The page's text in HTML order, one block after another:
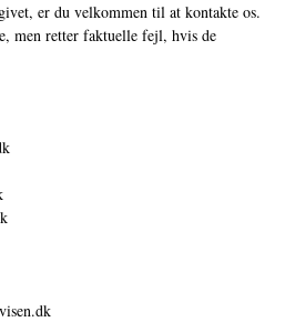
er du velkommen til at kontakte os.
men retter faktuelle fejl, hvis de